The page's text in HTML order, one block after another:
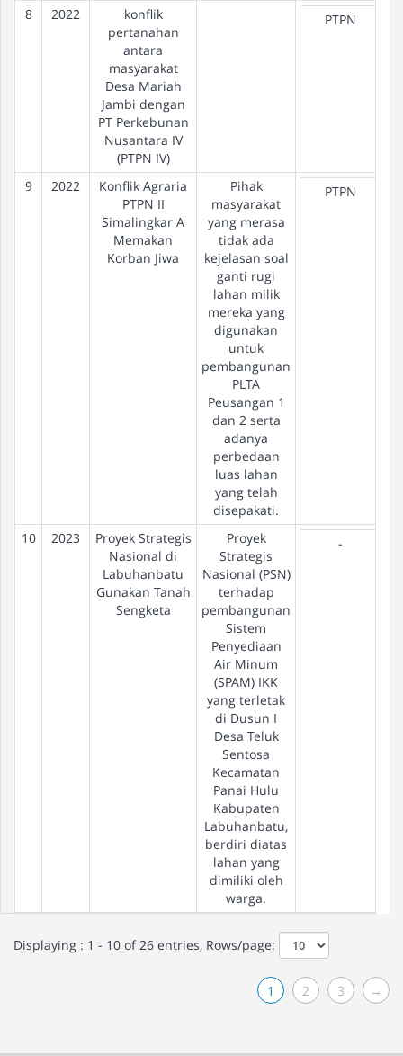
8 2022
konflik
pertanahan
antara
masyarakat
Desa Mariah
Jambi dengan
PT Perkebunan
Nusantara IV
(PTPN IV)
PTPN
9 2022
Konflik Agraria
PTPN II
Simalingkar A
Memakan
Korban Jiwa
Pihak
masyarakat
yang merasa
tidak ada
kejelasan soal
ganti rugi
lahan milik
mereka yang
digunakan
untuk
pembangunan
PLTA
Peusangan 1
dan 2 serta
adanya
perbedaan
luas lahan
yang telah
disepakati.
PTPN
10 2023
Proyek Strategis
Nasional di
Labuhanbatu
Gunakan Tanah
Sengketa
Proyek
Strategis
Nasional (PSN)
terhadap
pembangunan
Sistem
Penyediaan
Air Minum
(SPAM) IKK
yang terletak
di Dusun I
Desa Teluk
Sentosa
Kecamatan
Panai Hulu
Kabupaten
Labuhanbatu,
berdiri diatas
lahan yang
dimiliki oleh
warga.
-
Displaying : 1 - 10 of 26 entries, Rows/page:
1 2 3 →